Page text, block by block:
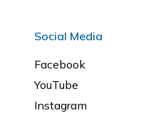
Social Media
Facebook
YouTube
Instagram